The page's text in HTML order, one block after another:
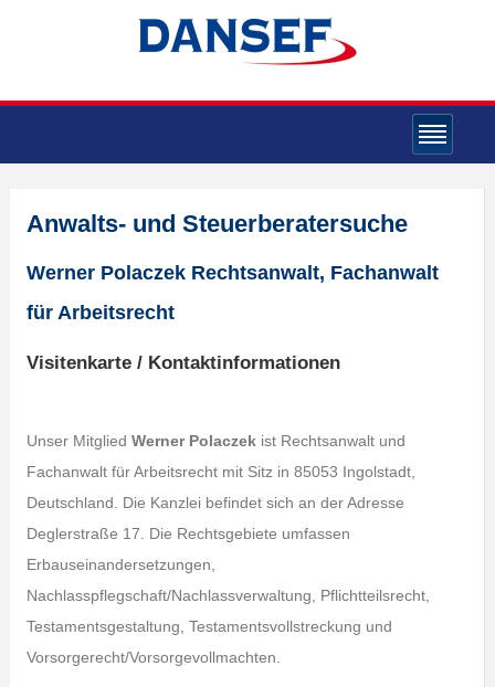
Anwalts- und Steuerberatersuche
Werner Polaczek Rechtsanwalt, Fachanwalt
für Arbeitsrecht
Visitenkarte / Kontaktinformationen
Unser Mitglied Werner Polaczekist Rechtsanwalt und
Fachanwalt für Arbeitsrecht mit Sitz in 85053 Ingolstadt,
Deutschland. Die Kanzlei befindet sich an der Adresse
Deglerstraße 17. Die Rechtsgebiete umfassen
Erbauseinandersetzungen,
Nachlasspflegschaft/Nachlassverwaltung, Pflichtteilsrecht,
Testamentsgestaltung, Testamentsvollstreckung und
Vorsorgerecht/Vorsorgevollmachten.